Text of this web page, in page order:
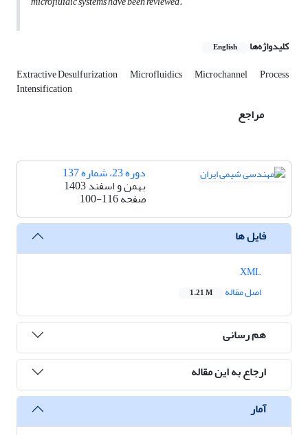
کلیدواژه‌ها English
Extractive Desulfurization Microfluidics Microchannel Process
Intensification
مراجع
دوره 23، شماره 137
بهمن و اسفند 1403
صفحه100-116
فایل ها
اصل مقاله
1.21 M
هم رسانی
ارجاع به این مقاله
آمار